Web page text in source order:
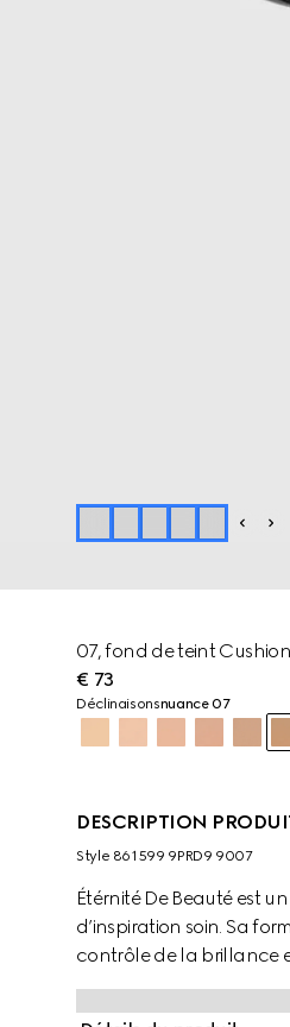
07, fond de teint
€ 73
Déclinaisonsnuance 07
DESCRIPTION
Style ‎861599 9PRD9 9007
Étérnité De Beauté est
d’inspiration soin. Sa
contrôle de la brillance
alternative mate
instantanément lissée